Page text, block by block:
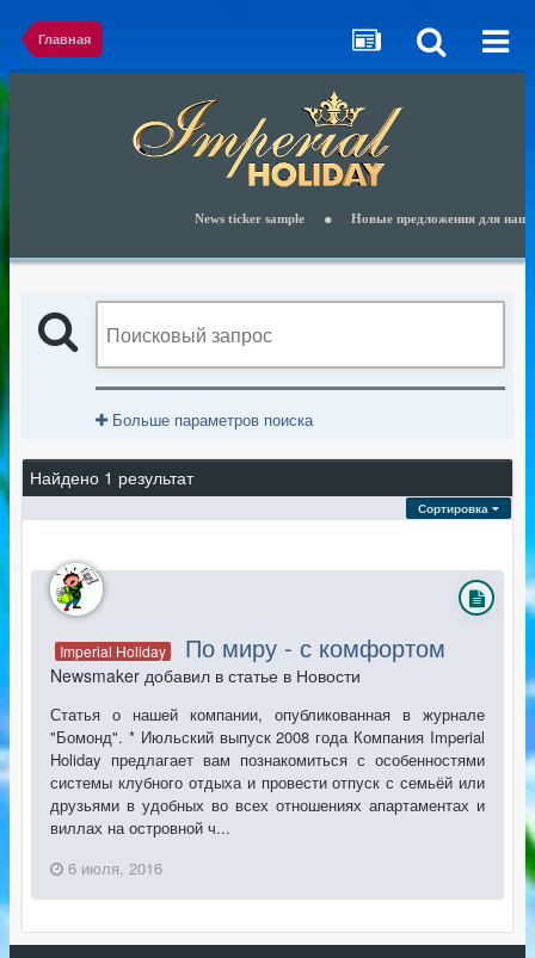
Главная
News ticker sample Новые предложения для наших
Больше параметров поиска
Найдено 1 результат
Сортировка
Imperial Holiday По миру - с комфортом
Newsmaker добавил в статье в Новости
Статья о нашей компании, опубликованная в журнале
"Бомонд". * Июльский выпуск 2008 года Компания Imperial
Holiday предлагает вам познакомиться с особенностями
системы клубного отдыха и провести отпуск с семьёй или
друзьями в удобных во всех отношениях апартаментах и
виллах на островной ч...
6 июля, 2016